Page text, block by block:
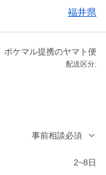
福井県
ポケマル提携のヤマト便
配送区分:
事前相談必須
2~8日